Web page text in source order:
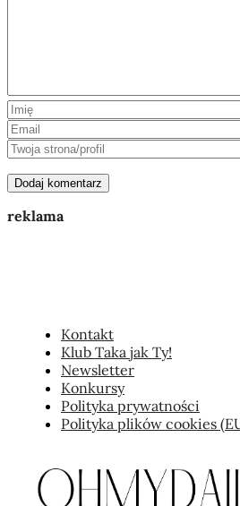
reklama
Kontakt
Klub Taka jak Ty!
Newsletter
Konkursy
Polityka prywatności
Polityka plików cookies